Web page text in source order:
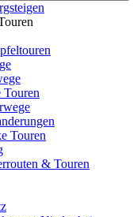
Touren
Touren
& Touren